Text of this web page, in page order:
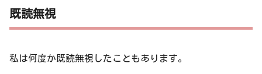
既読無視
私は何度か既読無視したこともあります。